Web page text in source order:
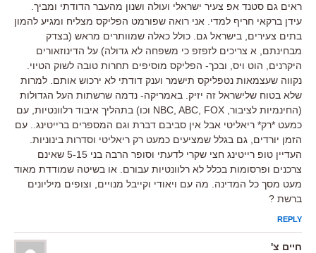
ראים גם סטנד אפ צעיר ישראלי ועולה ושנון מהעבר הדודתי ומביך.
עידן ברקאי חריף למדי. אני רואה שפורמט הפליקס מצליח ומגיע להמון
בתים צעירים, בישראל גם. כולל כאלה שמוותרים מראש (בצדק
מבחינתם, א צריכים לזפזפ כי משפחה לא גדולה) על הדינוזאורים
היקרנים, הוט ויס, ובכך- הפליקס מוסיפים תחרות טובה לשוק הטיוי.
נקווה שעצמאות נטפליקס תישמר וענק דודתי לא ירכוש אותם. למרות
שלא בטוח שלישראל זה יזיק. באמריקה- נדמה שרשתות העל הגדולות
(החינמיות לציבור, NBC, ABC, FOX וכו) בתהליך איבוד רלוונטיות, עם
כמעט *רק* ריאליטי אבל אין סביבם דברת וגם המספרים ברייטינג.. עם
הזמן יורדים, גם בגלל שמציעים כמעט רק ריאליטי וסדרות בינוניות.
העדיין טופ רייטינג חצי שקרי לדעתי וסופר הרבה בני 5-15 שאינם
צרכנים ופרסומות בכלל לא רלוונטיות עבורם. או בשיטה שמודדת מאוד
מעט מסך כל המדינה. מה עם ויאודי וקייבל מנויים, וצופים מיליונים
ברשת ?
REPLY
חיים צ'